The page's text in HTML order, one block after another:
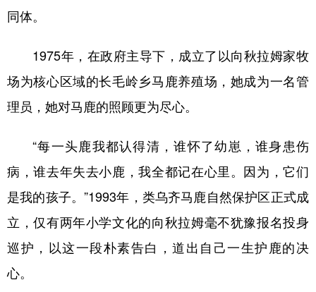
同体。
1975年，在政府主导下，成立了以向秋拉姆家牧
场为核心区域的长毛岭乡马鹿养殖场，她成为一名管
理员，她对马鹿的照顾更为尽心。
“每一头鹿我都认得清，谁怀了幼崽，谁身患伤
病，谁去年失去小鹿，我全都记在心里。因为，它们
是我的孩子。”1993年，类乌齐马鹿自然保护区正式成
立，仅有两年小学文化的向秋拉姆毫不犹豫报名投身
巡护，以这一段朴素告白，道出自己一生护鹿的决
心。